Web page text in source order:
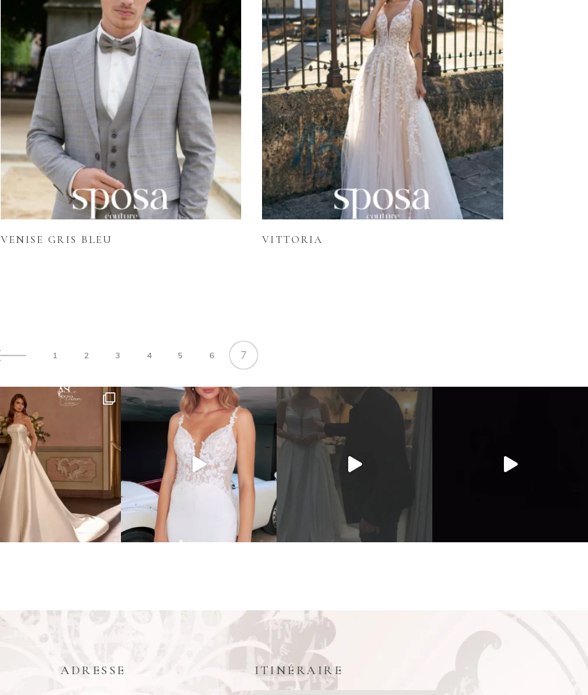
Lire la suite
VENISE GRIS BLEU
Lire la suite
VITTORIA
1 2 3 4 5 6 7
ADRESSE ITINÉRAIRE